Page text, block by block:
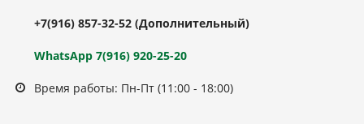
+7(916) 857-32-52 (Дополнительный)
WhatsApp 7(916) 920-25-20
Время работы: Пн-Пт (11:00 - 18:00)